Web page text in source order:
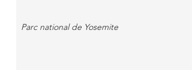
Parc national de Yosemite